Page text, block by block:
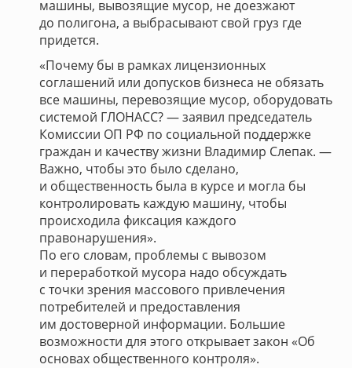
машины, вывозящие мусор, не доезжают
до полигона, а выбрасывают свой груз где
придется.
«Почему бы в рамках лицензионных
соглашений или допусков бизнеса не обязать
все машины, перевозящие мусор, оборудовать
системой ГЛОНАСС? — заявил председатель
Комиссии ОП РФ по социальной поддержке
граждан и качеству жизни Владимир Слепак. —
Важно, чтобы это было сделано,
и общественность была в курсе и могла бы
контролировать каждую машину, чтобы
происходила фиксация каждого
правонарушения».
По его словам, проблемы с вывозом
и переработкой мусора надо обсуждать
с точки зрения массового привлечения
потребителей и предоставления
им достоверной информации. Большие
возможности для этого открывает закон «Об
основах общественного контроля».